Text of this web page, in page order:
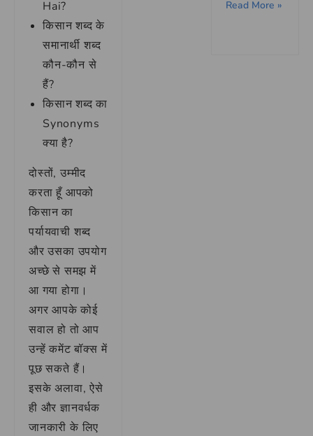
Hai?
किसान शब्द के
समानार्थी शब्द
कौन-कौन से
हैं?
किसान शब्द का
Synonyms
क्या है?
दोस्तों, उम्मीद
करता हूँ आपको
किसान का
पर्यायवाची शब्द
और उसका उपयोग
अच्छे से समझ में
आ गया होगा।
अगर आपके कोई
सवाल हो तो आप
उन्हें कमेंट बॉक्स में
पूछ सकते हैं।
इसके अलावा, ऐसे
ही और ज्ञानवर्धक
जानकारी के लिए
Read More »